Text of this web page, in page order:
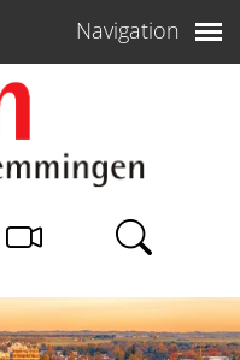
Navigation